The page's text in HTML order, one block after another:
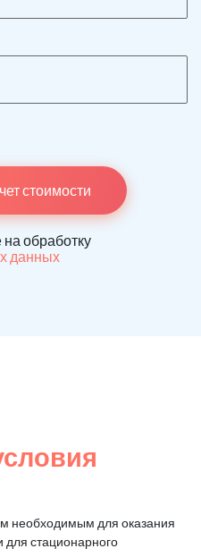
стоимости
обработку
данных
необходимым для оказания
стационарного